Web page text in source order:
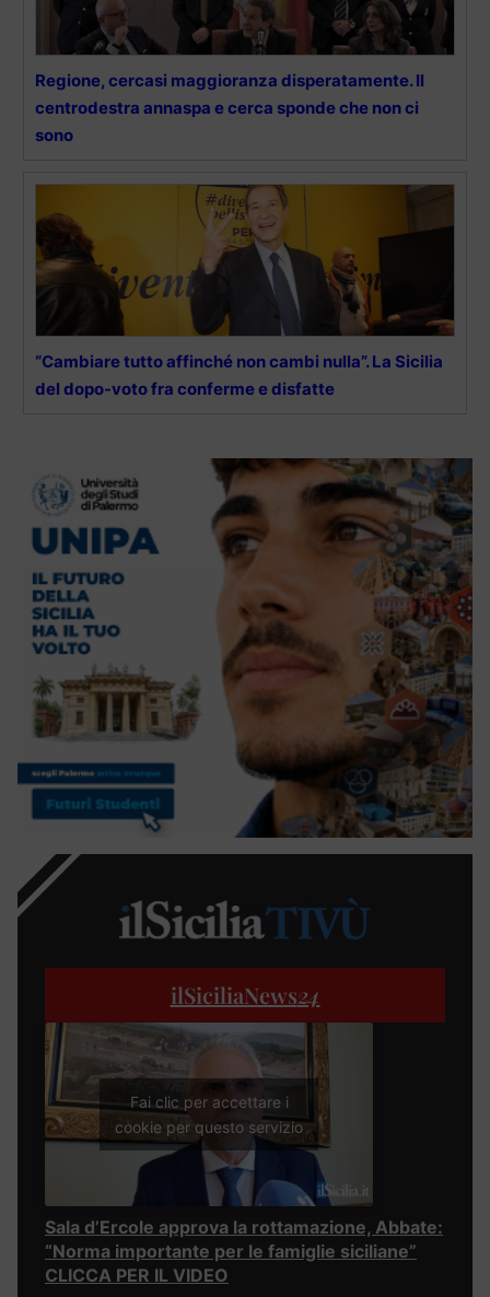
Regione, cercasi maggioranza disperatamente. Il
centrodestra annaspa e cerca sponde che non ci
sono
“Cambiare tutto affinché non cambi nulla”. La Sicilia
del dopo-voto fra conferme e disfatte
ilSiciliaNews24
Fai clic per accettare i
cookie per questo servizio
Sala d’Ercole approva la rottamazione, Abbate:
“Norma importante per le famiglie siciliane”
CLICCA PER IL VIDEO